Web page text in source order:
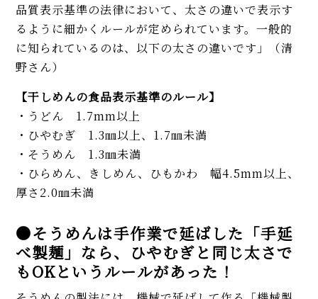
品質表示基準の法律において、太さの違いで表示す
るように細かくルールが定められています。一般的
に知られているのは、以下の太さの違いです」（清
野さん）
【干しめんの食品表示基準のルール】
・うどん 1.7mm以上
・ひやむぎ 1.3㎜以上、1.7㎜未満
・そうめん 1.3㎜未満
・ひらめん、きしめん、ひもかわ 幅4.5mm以上、
厚さ2.0㎜未満
●そうめんは手作業で延ばした「手延
べ製麺」なら、ひやむぎと同じ太さで
もOKというルールがあった！